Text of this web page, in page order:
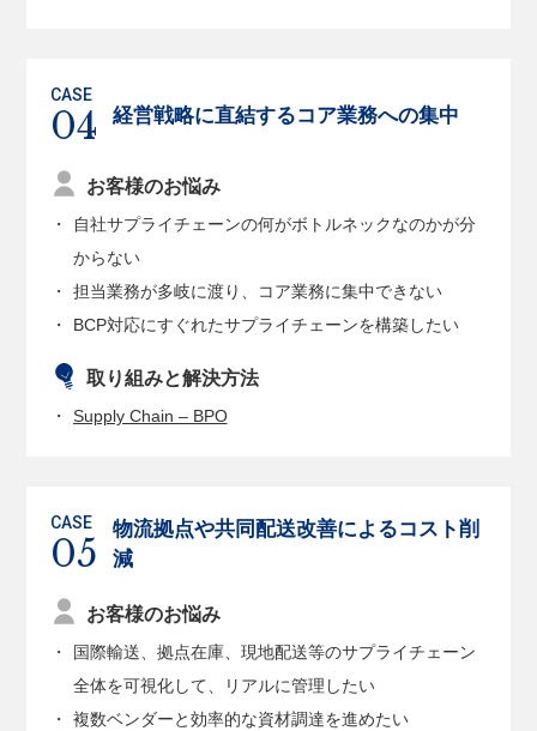
経営戦略に直結するコア業務への集中
お客様のお悩み
自社サプライチェーンの何がボトルネックなのかが分
からない
担当業務が多岐に渡り、コア業務に集中できない
BCP対応にすぐれたサプライチェーンを構築したい
取り組みと解決方法
Supply Chain – BPO
物流拠点や共同配送改善によるコスト削
減
お客様のお悩み
国際輸送、拠点在庫、現地配送等のサプライチェーン
全体を可視化して、リアルに管理したい
複数ベンダーと効率的な資材調達を進めたい